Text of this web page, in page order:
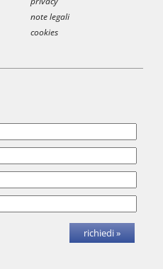
note legali
cookies